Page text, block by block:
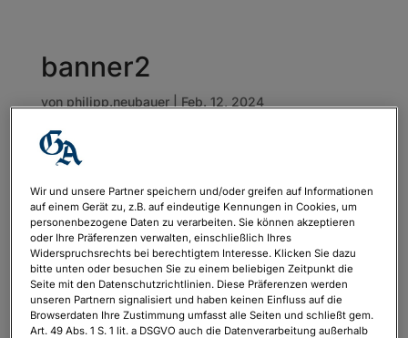
banner2
von philipp.neubauer| Feb. 12, 2024
Wir und unsere Partner speichern und/oder greifen auf Informationen
auf einem Gerät zu, z.B. auf eindeutige Kennungen in Cookies, um
personenbezogene Daten zu verarbeiten. Sie können akzeptieren
oder Ihre Präferenzen verwalten, einschließlich Ihres
Widerspruchsrechts bei berechtigtem Interesse. Klicken Sie dazu
bitte unten oder besuchen Sie zu einem beliebigen Zeitpunkt die
Seite mit den Datenschutzrichtlinien. Diese Präferenzen werden
unseren Partnern signalisiert und haben keinen Einfluss auf die
Browserdaten Ihre Zustimmung umfasst alle Seiten und schließt gem.
Art. 49 Abs. 1 S. 1 lit. a DSGVO auch die Datenverarbeitung außerhalb